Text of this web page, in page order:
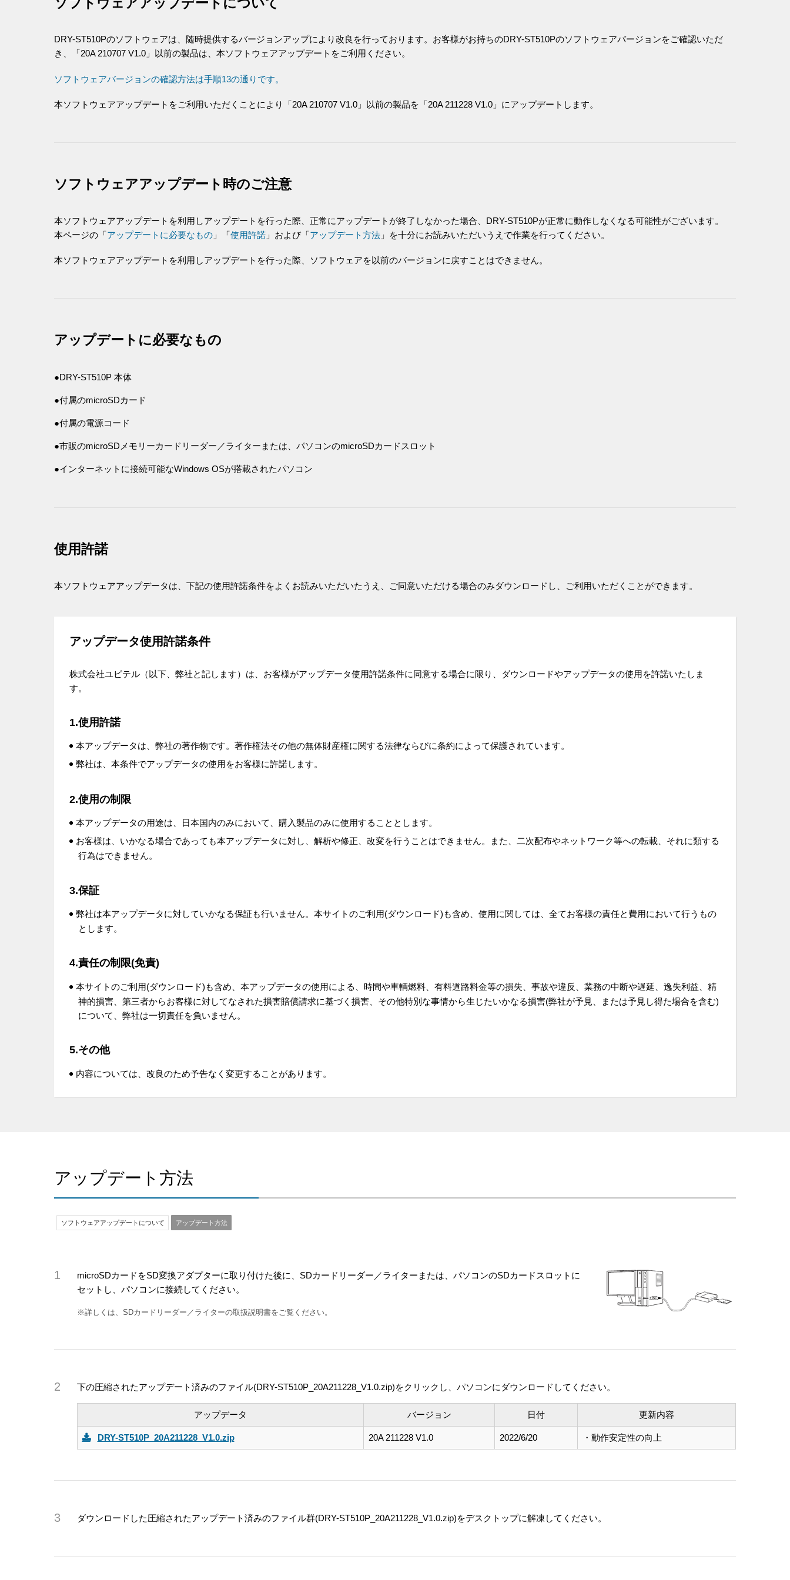
ソフトウェアアップデートについて
DRY-ST510Pのソフトウェアは、随時提供するバージョンアップにより改良を行っております。お客様がお持ちのDRY-ST510Pのソフトウェアバージョンをご確認いただ
き、「20A 210707 V1.0」以前の製品は、本ソフトウェアアップデートをご利用ください。
ソフトウェアバージョンの確認方法は手順13の通りです。
本ソフトウェアアップデートをご利用いただくことにより「20A 210707 V1.0」以前の製品を「20A 211228 V1.0」にアップデートします。
ソフトウェアアップデート時のご注意
本ソフトウェアアップデートを利用しアップデートを行った際、正常にアップデートが終了しなかった場合、DRY-ST510Pが正常に動作しなくなる可能性がございます。
本ページの「アップデートに必要なもの 」「使用許諾 」および「アップデート方法 」を十分にお読みいただいうえで作業を行ってください。
本ソフトウェアアップデートを利用しアップデートを行った際、ソフトウェアを以前のバージョンに戻すことはできません。
アップデートに必要なもの
●DRY-ST510P 本体
●付属のmicroSDカード
●付属の電源コード
●市販のmicroSDメモリーカードリーダー／ライターまたは、パソコンのmicroSDカードスロット
●インターネットに接続可能なWindows OSが搭載されたパソコン
使用許諾
本ソフトウェアアップデータは、下記の使用許諾条件をよくお読みいただいたうえ、ご同意いただける場合のみダウンロードし、ご利用いただくことができます。
アップデータ使用許諾条件
株式会社ユピテル（以下、弊社と記します）は、お客様がアップデータ使用許諾条件に同意する場合に限り、ダウンロードやアップデータの使用を許諾いたしま
す。
1.使用許諾
本アップデータは、弊社の著作物です。著作権法その他の無体財産権に関する法律ならびに条約によって保護されています。
弊社は、本条件でアップデータの使用をお客様に許諾します。
2.使用の制限
本アップデータの用途は、日本国内のみにおいて、購入製品のみに使用することとします。
お客様は、いかなる場合であっても本アップデータに対し、解析や修正、改変を行うことはできません。また、二次配布やネットワーク等への転載、それに類する
行為はできません。
3.保証
弊社は本アップデータに対していかなる保証も行いません。本サイトのご利用(ダウンロード)も含め、使用に関しては、全てお客様の責任と費用において行うもの
とします。
4.責任の制限(免責)
本サイトのご利用(ダウンロード)も含め、本アップデータの使用による、時間や車輌燃料、有料道路料金等の損失、事故や違反、業務の中断や遅延、逸失利益、精
神的損害、第三者からお客様に対してなされた損害賠償請求に基づく損害、その他特別な事情から生じたいかなる損害(弊社が予見、または予見し得た場合を含む)
について、弊社は一切責任を負いません。
5.その他
内容については、改良のため予告なく変更することがあります。
アップデート方法
ソフトウェアアップデートについて アップデート方法
microSDカードをSD変換アダプターに取り付けた後に、SDカードリーダー／ライターまたは、パソコンのSDカードスロットに
セットし、パソコンに接続してください。
※詳しくは、SDカードリーダー／ライターの取扱説明書をご覧ください。
下の圧縮されたアップデート済みのファイル(DRY-ST510P_20A211228_V1.0.zip)をクリックし、パソコンにダウンロードしてください。
アップデータ バージョン 日付 更新内容
DRY-ST510P_20A211228_V1.0.zip 20A 211228 V1.0 2022/6/20 ・動作安定性の向上
ダウンロードした圧縮されたアップデート済みのファイル群(DRY-ST510P_20A211228_V1.0.zip)をデスクトップに解凍してください。